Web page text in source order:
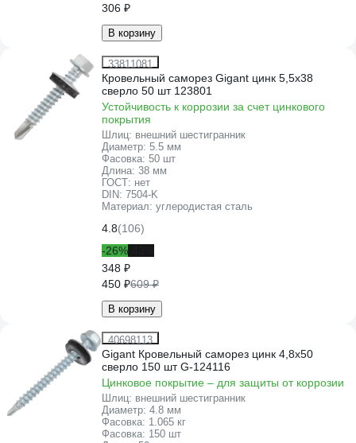
306 ₽
В корзину
33811081
Кровельный саморез Gigant цинк 5,5x38
сверло 50 шт 123801
Устойчивость к коррозии за счет цинкового
покрытия
Шлиц: внешний шестигранник
Диаметр: 5.5 мм
Фасовка: 50 шт
Длина: 38 мм
ГОСТ: нет
DIN: 7504-K
Материал: углеродистая сталь
4.8(106)
-26%
348 ₽
450 ₽609 ₽
В корзину
40698113
Gigant Кровельный саморез цинк 4,8х50
сверло 150 шт G-124116
Цинковое покрытие – для защиты от коррозии
Шлиц: внешний шестигранник
Диаметр: 4.8 мм
Фасовка: 1.065 кг
Фасовка: 150 шт